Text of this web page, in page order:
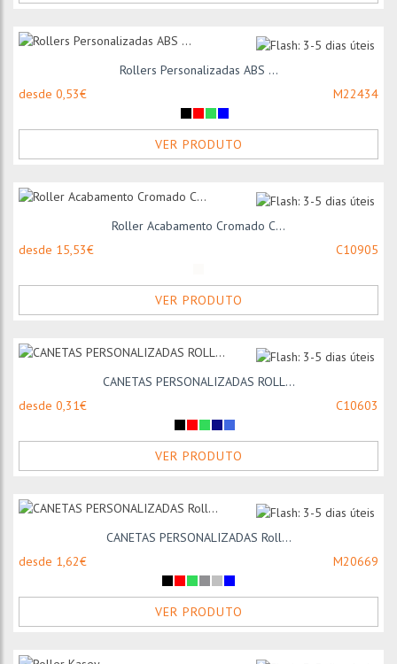
Rollers Personalizadas ABS ...
desde 0,53€
M22434
VER PRODUTO
Roller Acabamento Cromado C...
desde 15,53€
C10905
VER PRODUTO
CANETAS PERSONALIZADAS ROLL...
desde 0,31€
C10603
VER PRODUTO
CANETAS PERSONALIZADAS Roll...
desde 1,62€
M20669
VER PRODUTO